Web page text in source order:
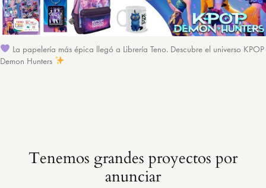
La papelería más épica llegó a Librería Teno. Descubre el universo KPOP
Demon Hunters
Tenemos grandes proyectos por
anunciar